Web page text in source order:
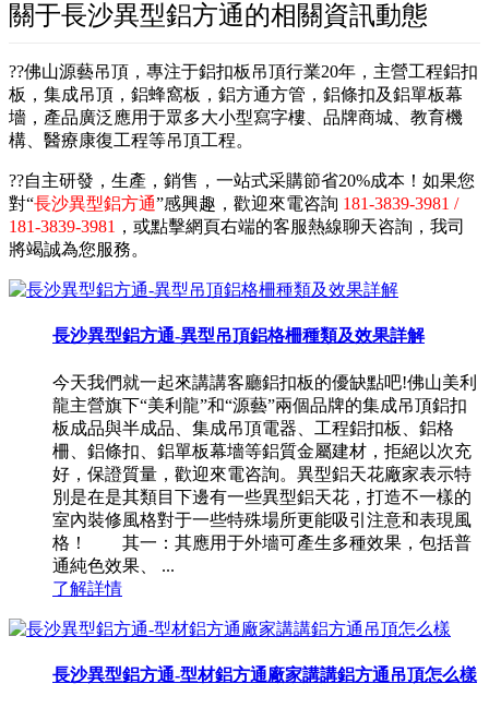
關于長沙異型鋁方通的相關資訊動態
??佛山源藝吊頂，專注于鋁扣板吊頂行業20年，主營工程鋁扣
板，集成吊頂，鋁蜂窩板，鋁方通方管，鋁條扣及鋁單板幕
墻，產品廣泛應用于眾多大小型寫字樓、品牌商城、教育機
構、醫療康復工程等吊頂工程。
??自主研發，生產，銷售，一站式采購節省20%成本！如果您
對“長沙異型鋁方通”感興趣，歡迎來電咨詢 181-3839-3981 /
181-3839-3981 ，或點擊網頁右端的客服熱線聊天咨詢，我司
將竭誠為您服務。
長沙異型鋁方通-異型吊頂鋁格柵種類及效果詳解
今天我們就一起來講講客廳鋁扣板的優缺點吧!佛山美利
龍主營旗下“美利龍”和“源藝”兩個品牌的集成吊頂鋁扣
板成品與半成品、集成吊頂電器、工程鋁扣板、鋁格
柵、鋁條扣、鋁單板幕墻等鋁質金屬建材，拒絕以次充
好，保證質量，歡迎來電咨詢。異型鋁天花廠家表示特
別是在是其類目下邊有一些異型鋁天花，打造不一樣的
室內裝修風格對于一些特殊場所更能吸引注意和表現風
格！ 其一：其應用于外墻可產生多種效果，包括普
通純色效果、 ...
了解詳情
長沙異型鋁方通-型材鋁方通廠家講講鋁方通吊頂怎么樣